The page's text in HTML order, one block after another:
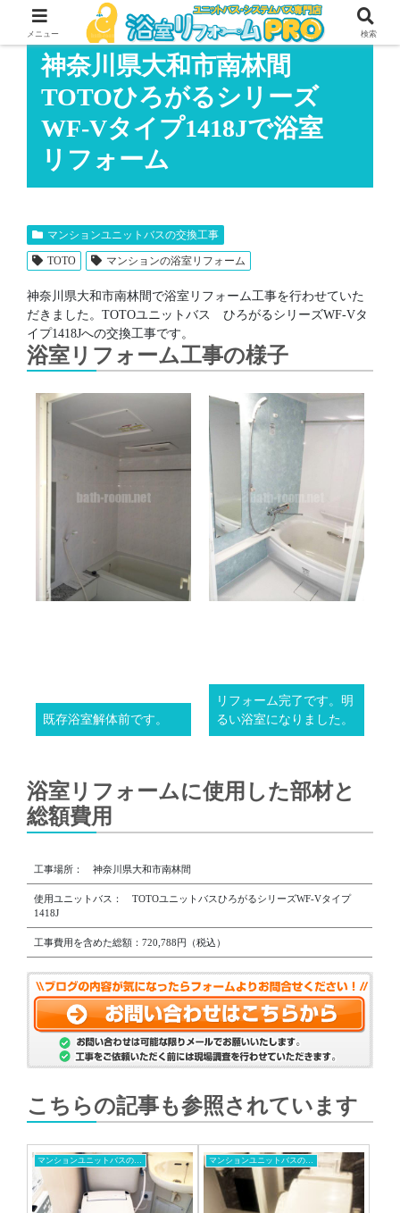
神奈川県大和市南林間
TOTOひろがるシリーズ
WF-Vタイプ1418Jで浴室
リフォーム
マンションユニットバスの交換工事
TOTO マンションの浴室リフォーム
神奈川県大和市南林間で浴室リフォーム工事を行わせていた
だきました。TOTOユニットバス ひろがるシリーズWF-Vタ
イプ1418Jへの交換工事です。
浴室リフォーム工事の様子
既存浴室解体前です。
リフォーム完了です。明
るい浴室になりました。
浴室リフォームに使用した部材と
総額費用
工事場所： 神奈川県大和市南林間
使用ユニットバス： TOTOユニットバスひろがるシリーズWF-Vタイプ
1418J
工事費用を含めた総額：720,788円（税込）
こちらの記事も参照されています
メニュー 検索